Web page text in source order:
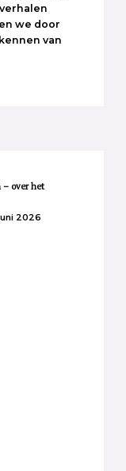
we door
van
– over het
2026